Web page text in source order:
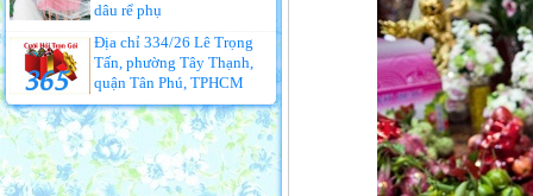
dâu rể phụ
Địa chỉ 334/26 Lê Trọng
Tấn, phường Tây Thạnh,
quận Tân Phú, TPHCM